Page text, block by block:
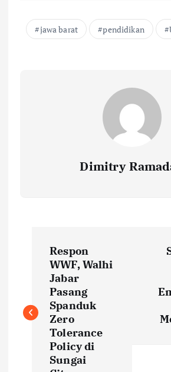
jawa barat pendidikan
Dimitry
s
t
Respon
WWF, Walhi
Jabar
Pasang
Spanduk
Zero
Tolerance
Policy di
Sungai